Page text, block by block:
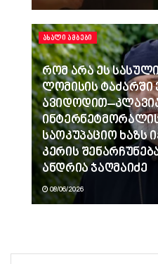
ᲐᲮᲐᲚᲘ ᲐᲛᲑᲔᲑᲘ
რომ არა ეს
ლომისის ტაძარში
საოკუპაციო ხაზს
კერის
ანდრია ჯაღმაიძე
08/06/2026